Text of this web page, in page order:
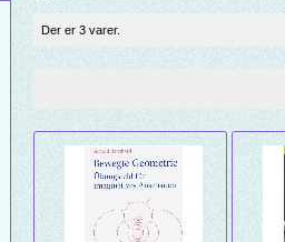
Der er 3 varer.